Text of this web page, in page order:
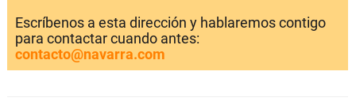
Escríbenos a esta dirección y hablaremos contigo
para contactar cuando antes:
contacto@navarra.com